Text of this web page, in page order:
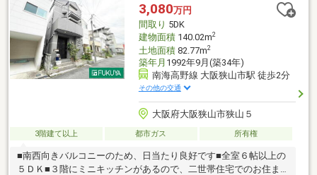
3,080万円
間取り 5DK
建物面積140.02m2
土地面積82.77m2
築年月 1992年9月(築34年)
南海高野線 大阪狭山市駅 徒歩2分
その他の交通
大阪府大阪狭山市狭山５
3階建て以上 都市ガス 所有権
■南西向きバルコニーのため、日当たり良好です■全室６帖以上の
５ＤＫ■３階にミニキッチンがあるので、二世帯住宅でのお住ま